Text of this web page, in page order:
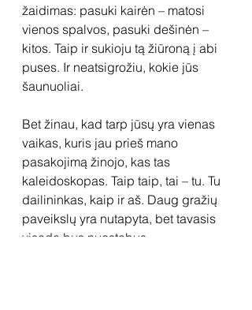
žaidimas: pasuki kairėn – matosi
vienos spalvos, pasuki dešinėn –
kitos. Taip ir sukioju tą žiūroną į abi
puses. Ir neatsigrožiu, kokie jūs
šaunuoliai.
Bet žinau, kad tarp jūsų yra vienas
vaikas, kuris jau prieš mano
pasakojimą žinojo, kas tas
kaleidoskopas. Taip taip, tai – tu. Tu
dailininkas, kaip ir aš. Daug gražių
paveikslų yra nutapyta, bet tavasis
visada bus nuostabus,